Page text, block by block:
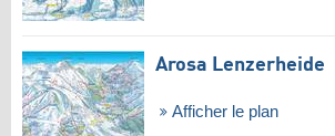
Arosa Lenzerheide
Afficher le plan